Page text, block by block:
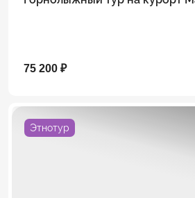
75 200 ₽
Этнотур